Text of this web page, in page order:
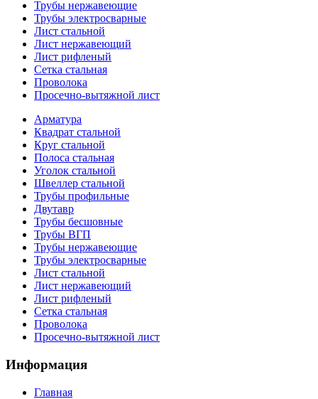
Трубы нержавеющие
Трубы электросварные
Лист стальной
Лист нержавеющий
Лист рифленый
Сетка стальная
Проволока
Просечно-вытяжной лист
Арматура
Квадрат стальной
Круг стальной
Полоса стальная
Уголок стальной
Швеллер стальной
Трубы профильные
Двутавр
Трубы бесшовные
Трубы ВГП
Трубы нержавеющие
Трубы электросварные
Лист стальной
Лист нержавеющий
Лист рифленый
Сетка стальная
Проволока
Просечно-вытяжной лист
Информация
Главная